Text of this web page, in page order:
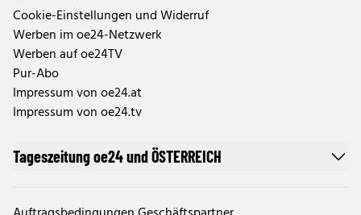
Cookie-Einstellungen und Widerruf
Werben im oe24-Netzwerk
Werben auf oe24TV
Pur-Abo
Impressum von oe24.at
Impressum von oe24.tv
Tageszeitung oe24 und ÖSTERREICH